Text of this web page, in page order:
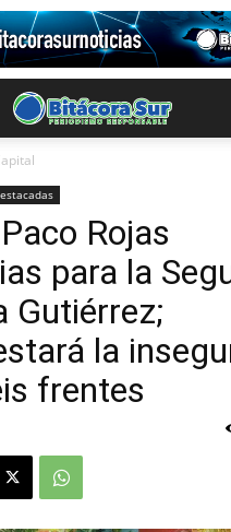
Rojas
para la
Gutiérrez;
la
frentes